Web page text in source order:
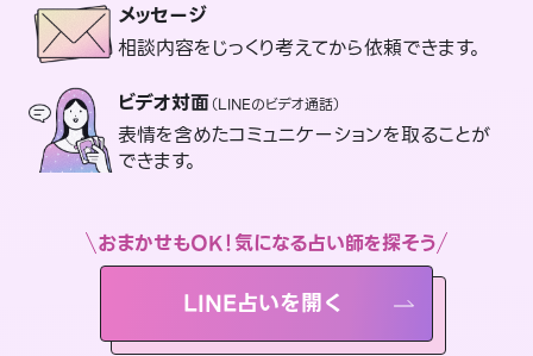
メッセージ
相談内容をじっくり考えてから依頼できます。
ビデオ対面（LINEのビデオ通話）
表情を含めたコミュニケーションを取ることが
できます。
おまかせもOK！気になる占い師を探そう
LINE占いを開く